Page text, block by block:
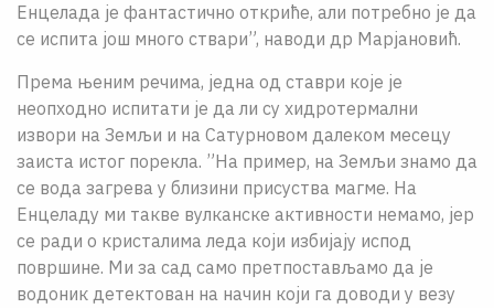
Енцелада је фантастично откриће, али потребно је да
се испита још много ствари”, наводи др Марјановић.
Према њеним речима, једна од ставри које је
неопходно испитати је да ли су хидротермални
извори на Земљи и на Сатурновом далеком месецу
заиста истог порекла. ”На пример, на Земљи знамо да
се вода загрева у близини присуства магме. На
Енцеладу ми такве вулканске активности немамо, јер
се ради о кристалима леда који избијају испод
површине. Ми за сад само претпостављамо да је
водоник детектован на начин који га доводи у везу